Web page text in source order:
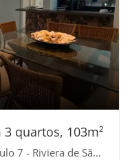
quartos, 103m²
São Lourenço, Bertioga-SP